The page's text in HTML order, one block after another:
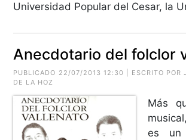
Universidad Popular del Cesar, la
Anecdotario del folclor
PUBLICADO 22/07/2013 12:30 | ESCRITO POR
DE LA HOZ
Más
es un